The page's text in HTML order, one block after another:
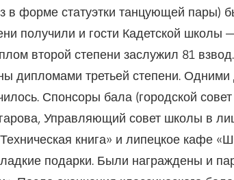
в форме статуэтки танцующей пары)
получили и гости Кадетской
второй степени заслужил 81
дипломами третьей степени.
Спонсоры бала (городской
Управляющий совет школы в
книга» и липецкое кафе
подарки. Были награждены и